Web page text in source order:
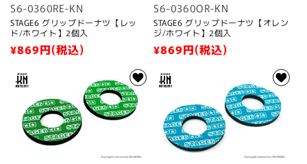
S6-0360RE-KN
STAGE6 グリップドーナツ【レッ
ド/ホワイト】2個入
通
価
¥869円(税込)
S6-0360OR-KN
STAGE6 グリップドーナツ【オレン
ジ/ホワイト】2個入
通
価
¥869円(税込)